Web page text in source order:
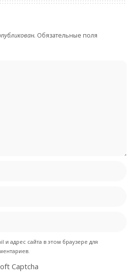
Обязательные поля
адрес сайта в этом браузере для
Captcha